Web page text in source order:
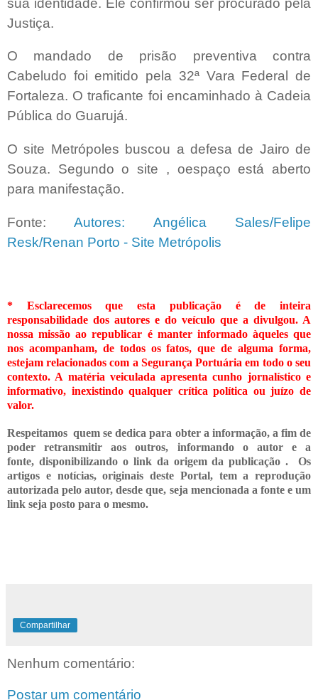
sua identidade. Ele confirmou ser procurado pela
Justiça.
O mandado de prisão preventiva contra
Cabeludo foi emitido pela 32ª Vara Federal de
Fortaleza. O traficante foi encaminhado à Cadeia
Pública do Guarujá.
O site Metrópoles buscou a defesa de Jairo de
Souza. Segundo o site , oespaço está aberto
para manifestação.
Fonte:Autores: Angélica Sales/Felipe
Resk/Renan Porto - Site Metrópolis
* Esclarecemos que esta publicação é de inteira
responsabilidade dos autores e do veículo que a divulgou. A
nossa missão ao republicar é manter informado àqueles que
nos acompanham, de todos os fatos, que de alguma forma,
estejam relacionados com a Segurança Portuária em todo o seu
contexto. A matéria veiculada apresenta cunho jornalístico e
informativo, inexistindo qualquer críticapolítica ou juízo de
valor.
Respeitamos quem se dedica para obter a informação, a fim de
poder retransmitiraos outros, informando o autor e a
fonte, disponibilizando o link da origem da publicação .Os
artigos e notícias, originais deste Portal, tem a reprodução
autorizada pelo autor, desde que, seja mencionada a fonte e um
link seja posto para o mesmo.
Compartilhar
Nenhum comentário:
Postar um comentário